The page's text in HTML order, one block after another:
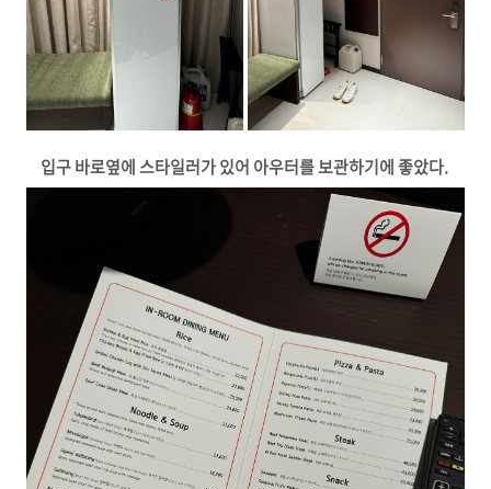
입구 바로옆에 스타일러가 있어 아우터를 보관하기에 좋았다.